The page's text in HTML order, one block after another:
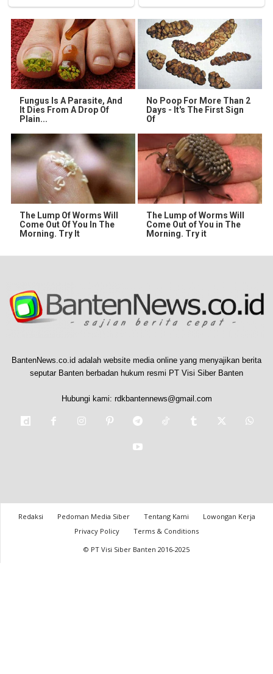
Fungus Is A Parasite, And
It Dies From A Drop Of
Plain...
No Poop For More Than 2
Days - It's The First Sign
Of
The Lump Of Worms Will
Come Out Of You In The
Morning. Try It
The Lump of Worms Will
Come Out of You in The
Morning. Try it
BantenNews.co.id adalah website media online yang menyajikan berita
seputar Banten berbadan hukum resmi PT Visi Siber Banten
Hubungi kami: rdkbantennews@gmail.com
Redaksi Pedoman Media Siber Tentang Kami
Lowongan Kerja
Privacy Policy
Terms & Conditions
© PT Visi Siber Banten 2016-2025